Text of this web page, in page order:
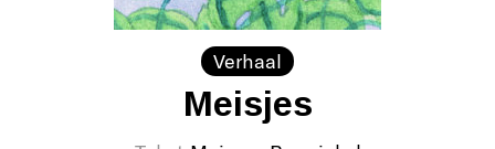
Verhaal
Meisjes